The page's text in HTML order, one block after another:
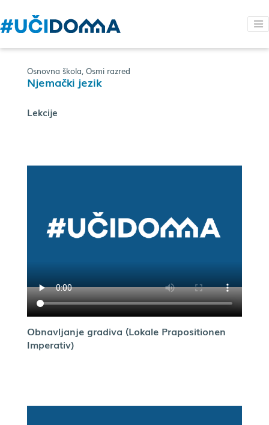
Osnovna škola, Osmi razred
Njemački jezik
Lekcije
Obnavljanje gradiva (Lokale Prapositionen
Imperativ)